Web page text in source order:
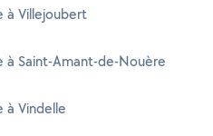
à Villejoubert
à Saint-Amant-de-Nouère
à Vindelle